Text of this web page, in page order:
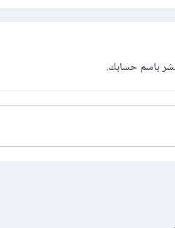
باسم حسابك.